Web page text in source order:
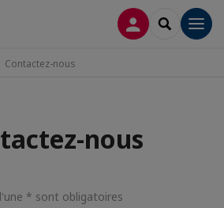
CONNEXION
Contactez-nous
nous
* sont obligatoires